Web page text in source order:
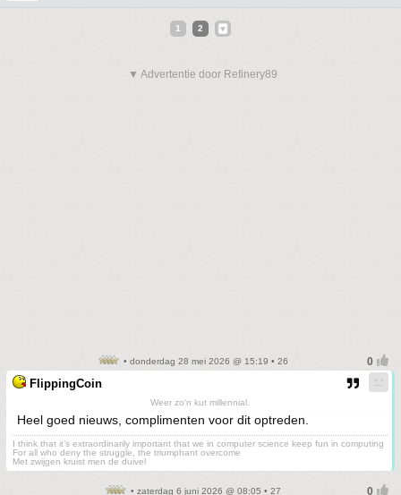
1 2
▼ Advertentie door Refinery89
• donderdag 28 mei 2026 @ 15:19 • 26
FlippingCoin
Weer zo'n kut millennial.
Heel goed nieuws, complimenten voor dit optreden.
I think that it’s extraordinarily important that we in computer science keep fun in computing
For all who deny the struggle, the triumphant overcome
Met zwijgen kruist men de duivel
• zaterdag 6 juni 2026 @ 08:05 • 27